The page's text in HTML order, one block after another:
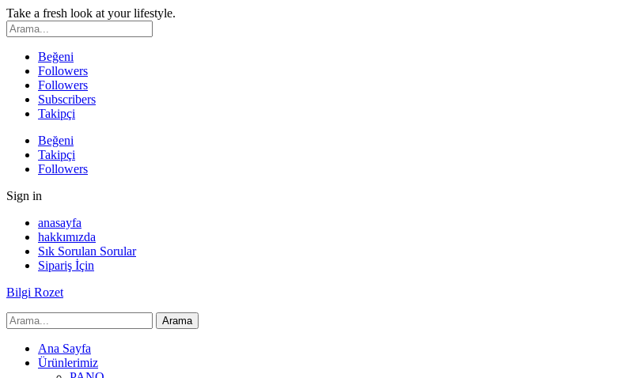
Take a fresh look at your lifestyle.
Beğeni
Followers
Followers
Subscribers
Takipçi
Beğeni
Takipçi
Followers
Sign in
anasayfa
hakkımızda
Sık Sorulan Sorular
Sipariş İçin
Bilgi Rozet
Ana Sayfa
Ürünlerimiz